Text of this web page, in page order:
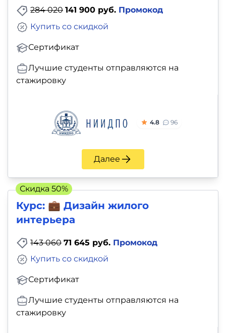
284 020 141 900 руб. Промокод
Сертификат
Купить со скидкой
Лучшие студенты отправляются на
стажировку
4.8 96
Далее
Курс: 💼 Дизайн жилого
интерьера
143 060 71 645 руб. Промокод
Сертификат
Купить со скидкой
Лучшие студенты отправляются на
стажировку
Скидка 50%